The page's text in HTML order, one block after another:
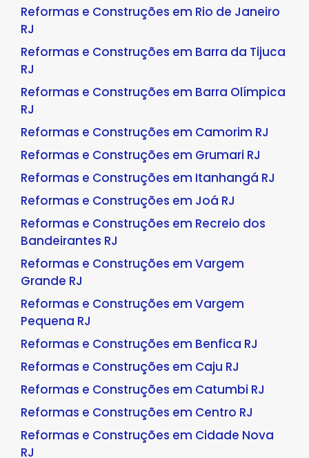
Reformas e Construções em Rio de Janeiro
RJ
Reformas e Construções em Barra da Tijuca
RJ
Reformas e Construções em Barra Olímpica
RJ
Reformas e Construções em Camorim RJ
Reformas e Construções em Grumari RJ
Reformas e Construções em Itanhangá RJ
Reformas e Construções em Joá RJ
Reformas e Construções em Recreio dos
Bandeirantes RJ
Reformas e Construções em Vargem
Grande RJ
Reformas e Construções em Vargem
Pequena RJ
Reformas e Construções em Benfica RJ
Reformas e Construções em Caju RJ
Reformas e Construções em Catumbi RJ
Reformas e Construções em Centro RJ
Reformas e Construções em Cidade Nova
RJ